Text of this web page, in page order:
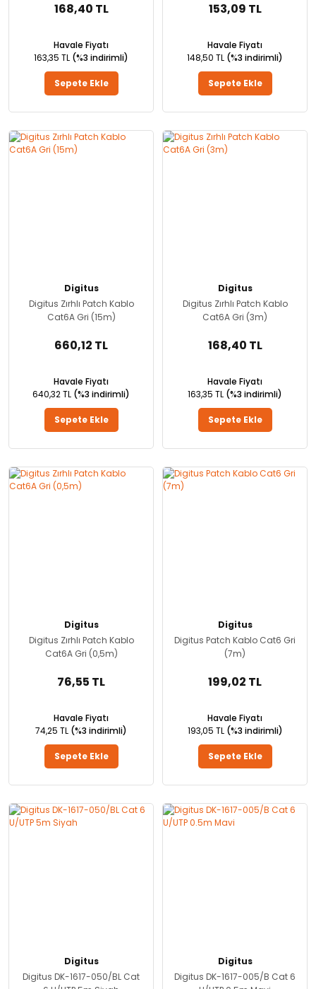
168,40 TL
Havale Fiyatı
163,35 TL (%3 indirimli)
Sepete Ekle
153,09 TL
Havale Fiyatı
148,50 TL (%3 indirimli)
Sepete Ekle
Digitus
Digitus Zırhlı Patch Kablo
Cat6A Gri (15m)
660,12 TL
Havale Fiyatı
640,32 TL (%3 indirimli)
Sepete Ekle
Digitus
Digitus Zırhlı Patch Kablo
Cat6A Gri (3m)
168,40 TL
Havale Fiyatı
163,35 TL (%3 indirimli)
Sepete Ekle
Digitus
Digitus Zırhlı Patch Kablo
Cat6A Gri (0,5m)
76,55 TL
Havale Fiyatı
74,25 TL (%3 indirimli)
Sepete Ekle
Digitus
Digitus Patch Kablo Cat6 Gri
(7m)
199,02 TL
Havale Fiyatı
193,05 TL (%3 indirimli)
Sepete Ekle
Digitus
Digitus DK-1617-050/BL Cat
Digitus
Digitus DK-1617-005/B Cat 6